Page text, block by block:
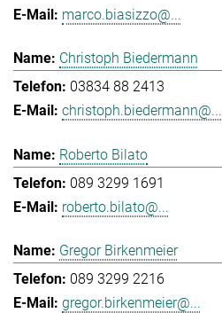
marco.biasizzo@...
Christoph Biedermann
03834 88 2413
christoph.biedermann@...
Roberto Bilato
089 3299 1691
roberto.bilato@...
Gregor Birkenmeier
089 3299 2216
gregor.birkenmeier@...